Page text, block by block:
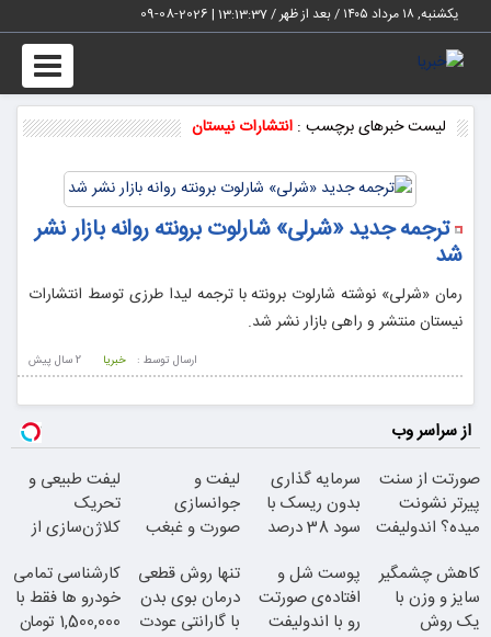
یکشنبه, ۱۸ مرداد ۱۴۰۵ / بعد از ظهر / 13:13:37
|
2026-08-09
Toggle
لیست خبرهای برچسب : انتشارات نیستان
ترجمه جدید «شرلی» شارلوت برونته روانه بازار نشر
شد
رمان «شرلی» نوشته شارلوت برونته با ترجمه لیدا طرزی توسط انتشارات
نیستان منتشر و راهی بازار نشر شد.
2 سال پيش ارسال توسط : خبریا
از سراسر وب
صورتت از سنت
پیرتر نشونت
میده؟ اندولیفت
سرمایه گذاری
بدون ریسک با
سود 38 درصد
لیفت و
جوانسازی
صورت و غبغب
دوران نقاهت
لیفت طبیعی و
تحریک
کلاژن‌سازی از
24ماه ماندگاری
کاهش چشمگیر
سایز و وزن با
یک روش
پوست شل و
افتاده‌ی صورتت
رو با اندولیفت
تنها روش قطعی
درمان بوی بدن
با گارانتی عودت
کارشناسی تمامی
خودرو ها فقط با
1,500,000 تومان